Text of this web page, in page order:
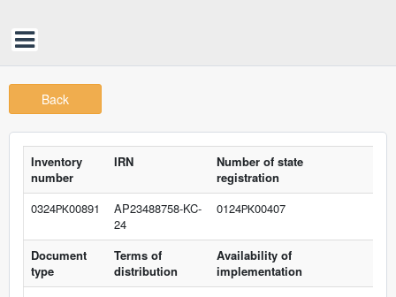
Back
Inventory
number
IRN
Number of state
registration
0324РК00891
AP23488758-KC-
24
0124РК00407
Document
type
Terms of
distribution
Availability of
implementation